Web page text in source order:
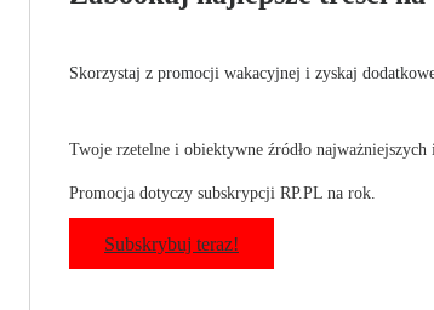
Skorzystaj z promocji wakacyjnej i zyskaj
Twoje rzetelne i obiektywne źródło
Promocja dotyczy subskrypcji RP.PL na rok.
Subskrybuj teraz!